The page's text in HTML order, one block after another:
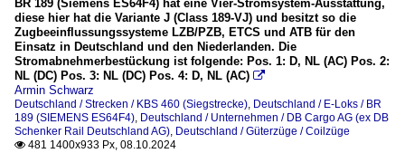
BR 189 (Siemens ES64F4) hat eine Vier-Stromsystem-Ausstattung,
diese hier hat die Variante J (Class 189-VJ) und besitzt so die
Zugbeeinflussungssysteme LZB/PZB, ETCS und ATB für den
Einsatz in Deutschland und den Niederlanden. Die
Stromabnehmerbestückung ist folgende: Pos. 1: D, NL (AC) Pos. 2:
NL (DC) Pos. 3: NL (DC) Pos. 4: D, NL (AC) 
Armin Schwarz
Deutschland / Strecken / KBS 460 (Siegstrecke), Deutschland / E-Loks / BR
189 (SIEMENS ES64F4), Deutschland / Unternehmen / DB Cargo AG (ex DB
Schenker Rail Deutschland AG), Deutschland / Güterzüge / Coilzüge
 481 1400x933 Px, 08.10.2024